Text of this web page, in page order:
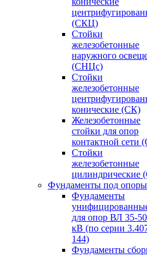
(СКЦ)
Стойки
железобетонные
наружного
(СНЦс)
Стойки
железобетонные
конические (СК)
Железобетонные
стойки для опор
контактной сети
Стойки
железобетонные
цилиндрические
Фундаменты под опоры
Фундаменты
для опор ВЛ 35-
кВ (по серии
144)
Фундаменты